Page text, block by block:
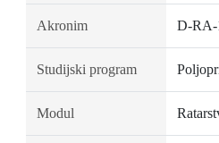
Akronim D-
Studijski program
Modul